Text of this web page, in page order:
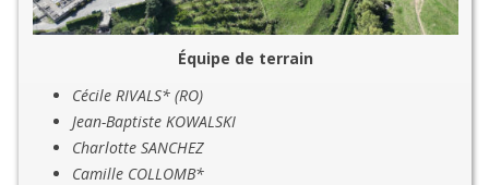
Équipe de terrain
Cécile RIVALS* (RO)
Jean-Baptiste KOWALSKI
Charlotte SANCHEZ
Camille COLLOMB*